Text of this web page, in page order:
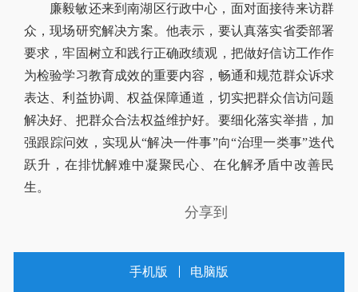
廉毅敏还来到南湖区行政中心，面对面接待来访群
众，现场研究解决方案。他表示，要认真落实省委部署
要求，牢固树立和践行正确政绩观，把做好信访工作作
为检验学习教育成效的重要内容，畅通和规范群众诉求
表达、利益协调、权益保障通道，切实把群众信访问题
解决好、把群众合法权益维护好。要细化落实举措，加
强跟踪问效，实现从“解决一件事”向“治理一类事”迭代
跃升，在排忧解难中凝聚民心、在化解矛盾中改善民
生。
分享到
手机版 电脑版